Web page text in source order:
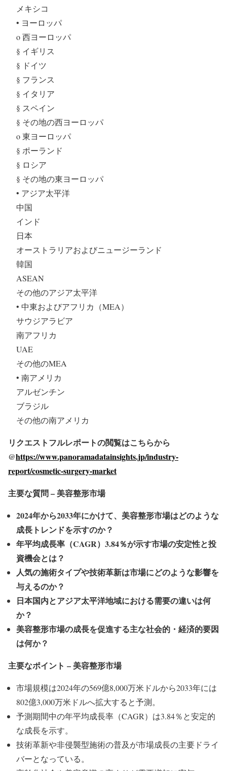
メキシコ
• ヨーロッパ
o 西ヨーロッパ
§ イギリス
§ ドイツ
§ フランス
§ イタリア
§ スペイン
§ その地の西ヨーロッパ
o 東ヨーロッパ
§ ポーランド
§ ロシア
§ その地の東ヨーロッパ
• アジア太平洋
中国
インド
日本
オーストラリアおよびニュージーランド
韓国
ASEAN
その他のアジア太平洋
• 中東およびアフリカ（MEA）
サウジアラビア
南アフリカ
UAE
その他のMEA
• 南アメリカ
アルゼンチン
ブラジル
その他の南アメリカ
リクエストフルレポートの閲覧はこちらから
@https://www.panoramadatainsights.jp/industry-
report/cosmetic-surgery-market
主要な質問– 美容整形市場
2024年から2033年にかけて、美容整形市場はどのような
成長トレンドを示すのか？
年平均成長率（CAGR）3.84％が示す市場の安定性と投
資機会とは？
人気の施術タイプや技術革新は市場にどのような影響を
与えるのか？
日本国内とアジア太平洋地域における需要の違いは何
か？
美容整形市場の成長を促進する主な社会的・経済的要因
は何か？
主要なポイント – 美容整形市場
市場規模は2024年の569億8,000万米ドルから2033年には
802億3,000万米ドルへ拡大すると予測。
予測期間中の年平均成長率（CAGR）は3.84％と安定的
な成長を示す。
技術革新や非侵襲型施術の普及が市場成長の主要ドライ
バーとなっている。